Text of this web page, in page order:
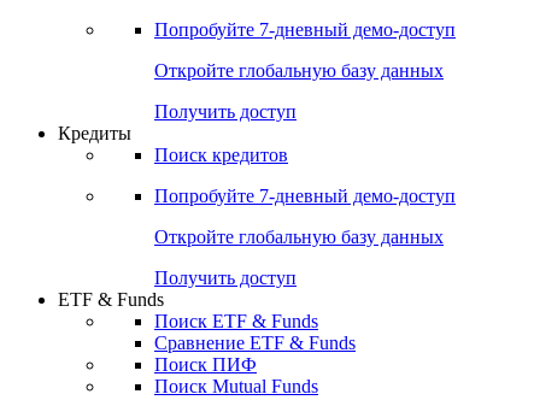
Попробуйте 7-дневный демо-доступ
Откройте глобальную базу данных
Получить доступ
Кредиты
Поиск кредитов
Попробуйте 7-дневный демо-доступ
Откройте глобальную базу данных
Получить доступ
ETF & Funds
Поиск ETF & Funds
Сравнение ETF & Funds
Поиск ПИФ
Поиск Mutual Funds